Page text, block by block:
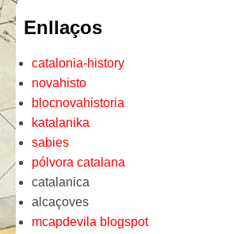
Enllaços
catalonia-history
novahisto
blocnovahistoria
katalanika
sabies
pólvora catalana
catalanica
alcaçoves
mcapdevila blogspot